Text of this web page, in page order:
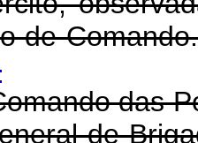
de
das
de-